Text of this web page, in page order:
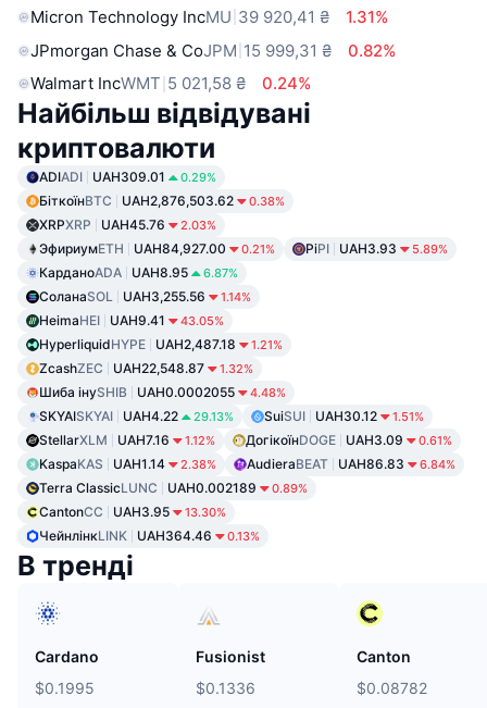
Micron Technology IncMU 39 920,41 ₴
1.31%
JPmorgan Chase & CoJPM 15 999,31 ₴
0.82%
Walmart IncWMT 5 021,58 ₴ 0.24%
Найбільш відвідувані
криптовалюти
ADIADI UAH309.01 0.29%
БіткоїнBTC UAH2,876,503.62 0.38%
XRPXRP UAH45.76 2.03%
ЭфириумETH UAH84,927.00 0.21% PiPI UAH3.93 5.89%
КарданоADA UAH8.95 6.87%
СоланаSOL UAH3,255.56 1.14%
HeimaHEI UAH9.41 43.05%
HyperliquidHYPE UAH2,487.18 1.21%
ZcashZEC UAH22,548.87 1.32%
Шиба інуSHIB UAH0.0002055 4.48%
SKYAISKYAI UAH4.22 29.13% SuiSUI UAH30.12 1.51%
StellarXLM UAH7.16 1.12% ДогікоїнDOGE UAH3.09 0.61%
KaspaKAS UAH1.14 2.38% AudieraBEAT UAH86.83 6.84%
Terra ClassicLUNC UAH0.002189 0.89%
CantonCC UAH3.95 13.30%
ЧейнлінкLINK UAH364.46 0.13%
В тренді
Cardano
$0.1995
Fusionist
$0.1336
Canton
$0.08782